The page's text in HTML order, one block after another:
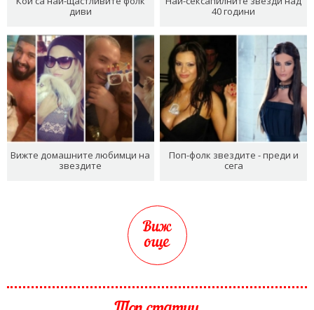
диви
40 години
Вижте домашните любимци на
звездите
Поп-фолк звездите - преди и
сега
Виж
още